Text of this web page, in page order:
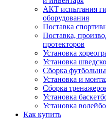
АКТ испытания
оборудования
Поставка
Поставка,
протекторов
Установка
Установка
Сборка
Установка и
Сборка
Установка
Установка
Как купить